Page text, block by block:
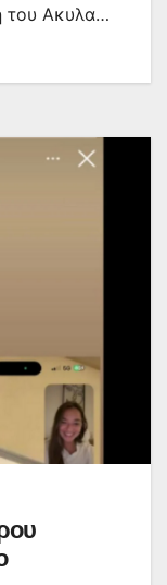
του Ακυλα…